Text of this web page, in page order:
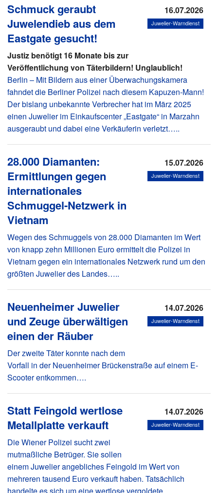
16.07.2026
Juwelier-Warndienst
Schmuck geraubt
Juwelendieb aus dem
Eastgate gesucht!
Justiz benötigt 16 Monate bis zur
Veröffentlichung von Täterbildern! Unglaublich!
Berlin – Mit Bildern aus einer Überwachungskamera
fahndet die Berliner Polizei nach diesem Kapuzen-Mann!
Der bislang unbekannte Verbrecher hat im März 2025
einen Juwelier im Einkaufscenter „Eastgate“ in Marzahn
ausgeraubt und dabei eine Verkäuferin verletzt…..
15.07.2026
Juwelier-Warndienst
28.000 Diamanten:
Ermittlungen gegen
internationales
Schmuggel-Netzwerk in
Vietnam
Wegen des Schmuggels von 28.000 Diamanten im Wert
von knapp zehn Millionen Euro ermittelt die Polizei in
Vietnam gegen ein internationales Netzwerk rund um den
größten Juwelier des Landes…..
14.07.2026
Juwelier-Warndienst
Neuenheimer Juwelier
und Zeuge überwältigen
einen der Räuber
Der zweite Täter konnte nach dem
Vorfall in der Neuenheimer Brückenstraße auf einem E-
Scooter entkommen….
14.07.2026
Juwelier-Warndienst
Statt Feingold wertlose
Metallplatte verkauft
Die Wiener Polizei sucht zwei
mutmaßliche Betrüger. Sie sollen
einem Juwelier angebliches Feingold im Wert von
mehreren tausend Euro verkauft haben. Tatsächlich
handelte es sich um eine wertlose vergoldete